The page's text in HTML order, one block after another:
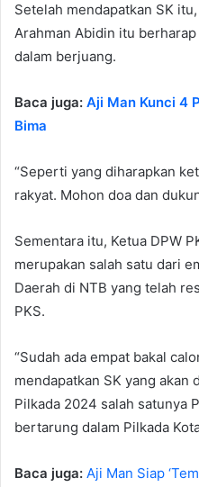
Setelah mendapatkan SK
Arahman Abidin itu
dalam berjuang.
Baca juga: Aji Man Kunci 4
Bima
“Seperti yang diharapkan
rakyat. Mohon doa dan
Sementara itu, Ketua DPW
merupakan salah satu dari
Daerah di NTB yang telah
PKS.
“Sudah ada empat bakal
mendapatkan SK yang akan
Pilkada 2024 salah satunya
bertarung dalam Pilkada
Baca juga: Aji Man Siap